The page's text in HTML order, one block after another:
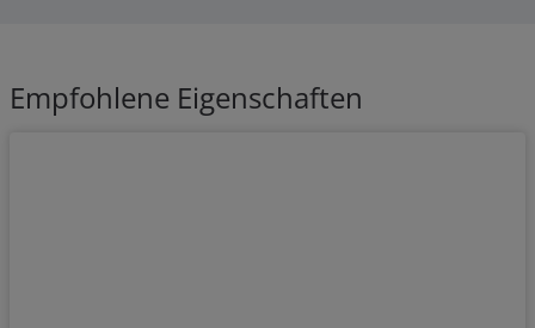
Empfohlene Eigenschaften